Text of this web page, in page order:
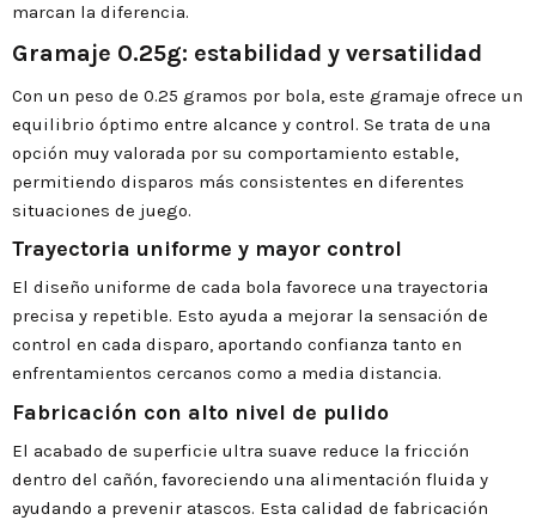
marcan la diferencia.
Gramaje 0.25g: estabilidad y versatilidad
Con un peso de 0.25 gramos por bola, este gramaje ofrece un
equilibrio óptimo entre alcance y control. Se trata de una
opción muy valorada por su comportamiento estable,
permitiendo disparos más consistentes en diferentes
situaciones de juego.
Trayectoria uniforme y mayor control
El diseño uniforme de cada bola favorece una trayectoria
precisa y repetible. Esto ayuda a mejorar la sensación de
control en cada disparo, aportando confianza tanto en
enfrentamientos cercanos como a media distancia.
Fabricación con alto nivel de pulido
El acabado de superficie ultra suave reduce la fricción
dentro del cañón, favoreciendo una alimentación fluida y
ayudando a prevenir atascos. Esta calidad de fabricación